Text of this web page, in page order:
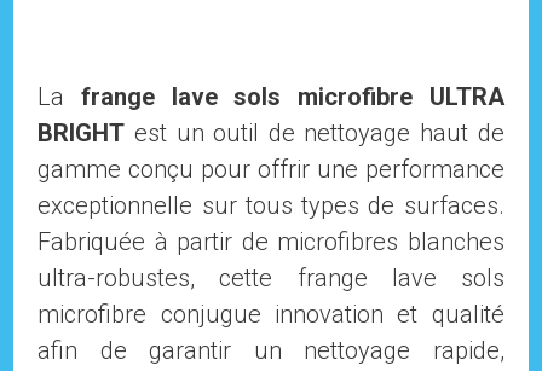
La frange lave sols microfibre ULTRA
BRIGHT est un outil de nettoyage haut de
gamme conçu pour offrir une performance
exceptionnelle sur tous types de surfaces.
Fabriquée à partir de microfibres blanches
ultra-robustes, cette frange lave sols
microfibre conjugue innovation et qualité
afin de garantir un nettoyage rapide,